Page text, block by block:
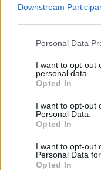
Downstream
Please note that this
not limited to your
grant or deny
use your data for
consent section.
Personal Data
I want to opt-out
personal data.
Opted In
I want to opt-out
Personal Data.
Opted In
I want to opt-out
Personal Data
Opted In
υλοποιώντας την
με απόφαση του
συνεδρίαση της
κανονικής άδειας)
με ετήσιο κόστος
μεγαλύτερο από
μόνιμου